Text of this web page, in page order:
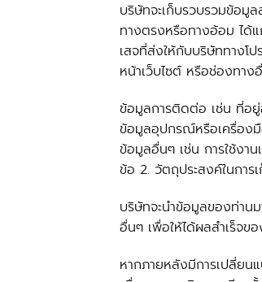
บริษัทจะเก็บรวบรวมข้อมู
ทางตรงหรือทางอ้อม ได้
เสจที่ส่งให้กับบริษัททางโ
หน้าเว็บไซต์ หรือช่องทาง
ข้อมูลการติดต่อ เช่น ที่อยู่
ข้อมูลอุปกรณ์หรือเครื่อง
ข้อมูลอื่นๆ เช่น การใช้งา
ข้อ 2. วัตถุประสงค์ในการ
บริษัทจะนำข้อมูลของท่าน
อื่นๆ เพื่อให้ได้ผลสำเร็จ
หากภายหลังมีการเปลี่ยน